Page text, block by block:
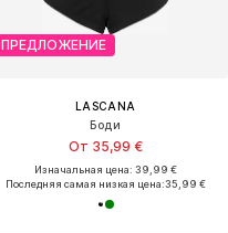
ПРЕДЛОЖЕНИЕ
LASCANA
Боди
От 35,99 €
Изначальная цена: 39,99 €
Последняя самая низкая цена:35,99 €